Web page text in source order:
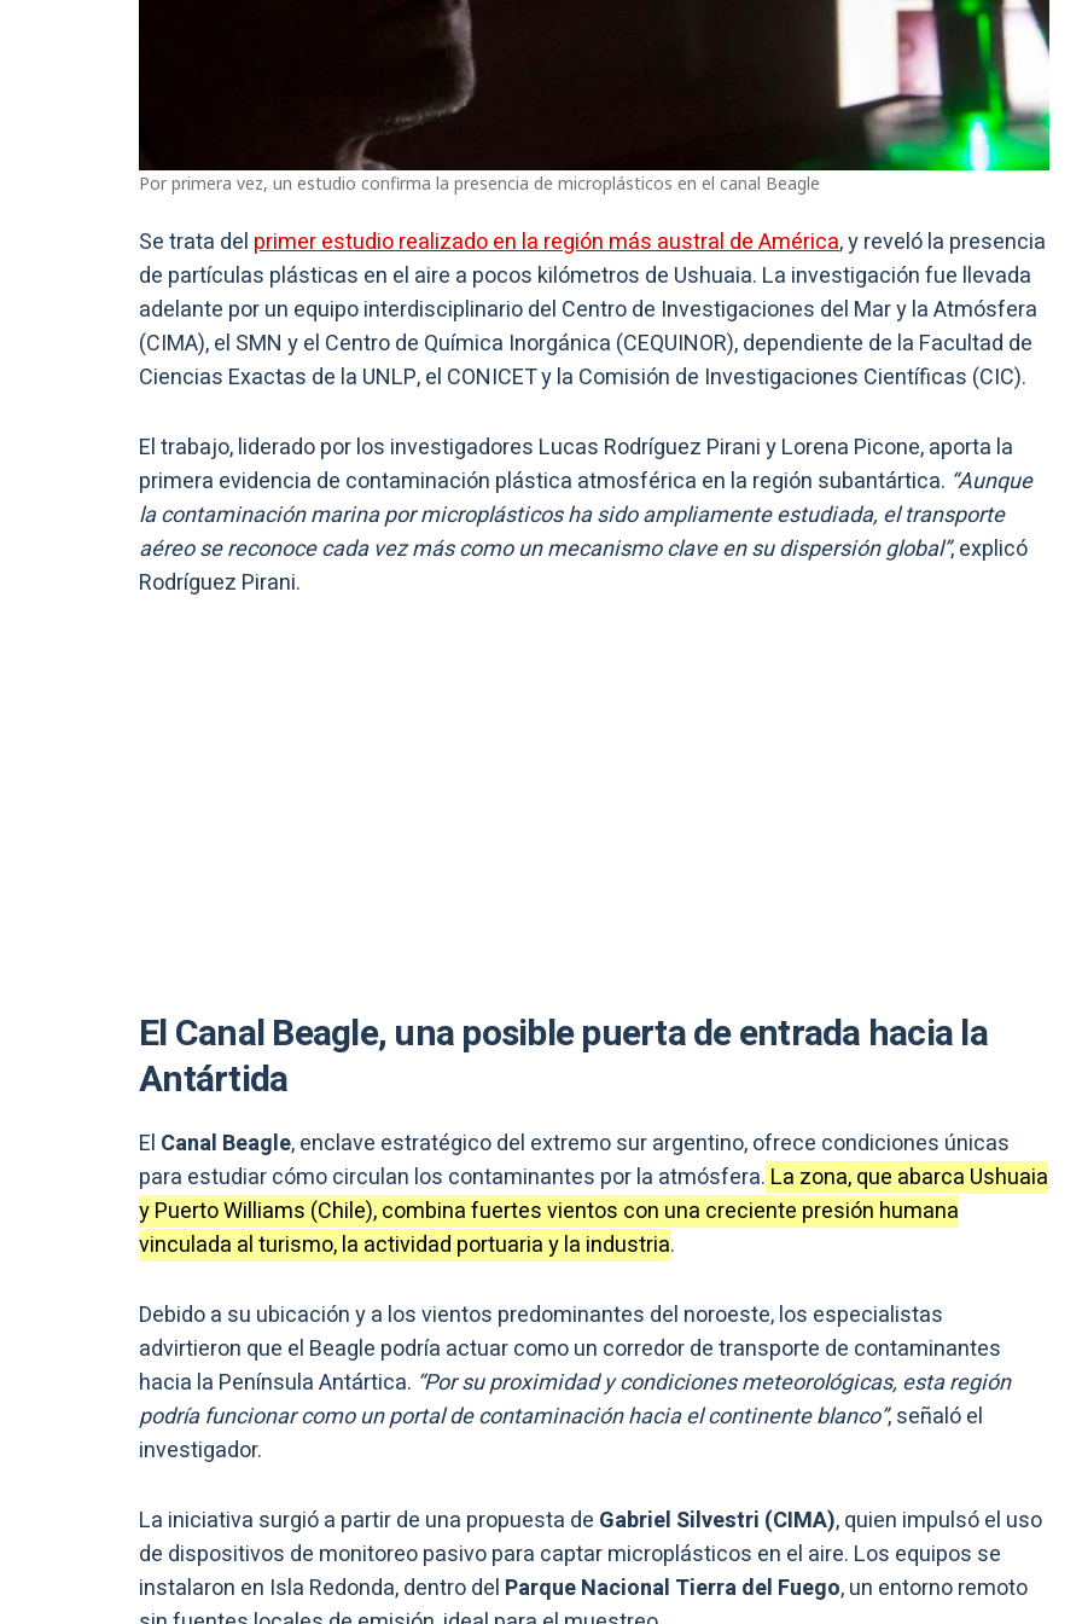
Por primera vez, un estudio confirma la presencia de microplásticos en el canal Beagle
Se trata del primer estudio realizado en la región más austral de América, y reveló la presencia
de partículas plásticas en el aire a pocos kilómetros de Ushuaia. La investigación fue llevada
adelante por un equipo interdisciplinario del Centro de Investigaciones del Mar y la Atmósfera
(CIMA), el SMN y el Centro de Química Inorgánica (CEQUINOR), dependiente de la Facultad de
Ciencias Exactas de la UNLP, el CONICET y la Comisión de Investigaciones Científicas (CIC).
El trabajo, liderado por los investigadores Lucas Rodríguez Pirani y Lorena Picone, aporta la
primera evidencia de contaminación plástica atmosférica en la región subantártica. “Aunque
la contaminación marina por microplásticos ha sido ampliamente estudiada, el transporte
aéreo se reconoce cada vez más como un mecanismo clave en su dispersión global”, explicó
Rodríguez Pirani.
El Canal Beagle, una posible puerta de entrada hacia la
Antártida
El Canal Beagle, enclave estratégico del extremo sur argentino, ofrece condiciones únicas
para estudiar cómo circulan los contaminantes por la atmósfera. La zona, que abarca Ushuaia
y Puerto Williams (Chile), combina fuertes vientos con una creciente presión humana
vinculada al turismo, la actividad portuaria y la industria.
Debido a su ubicación y a los vientos predominantes del noroeste, los especialistas
advirtieron que el Beagle podría actuar como un corredor de transporte de contaminantes
hacia la Península Antártica. “Por su proximidad y condiciones meteorológicas, esta región
podría funcionar como un portal de contaminación hacia el continente blanco”, señaló el
investigador.
La iniciativa surgió a partir de una propuesta de Gabriel Silvestri (CIMA), quien impulsó el uso
de dispositivos de monitoreo pasivo para captar microplásticos en el aire. Los equipos se
instalaron en Isla Redonda, dentro del Parque Nacional Tierradel Fuego, un entorno remoto